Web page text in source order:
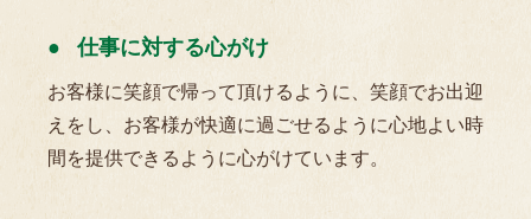
仕事に対する心がけ
お客様に笑顔で帰って頂けるように、笑顔でお出迎
えをし、お客様が快適に過ごせるように心地よい時
間を提供できるように心がけています。